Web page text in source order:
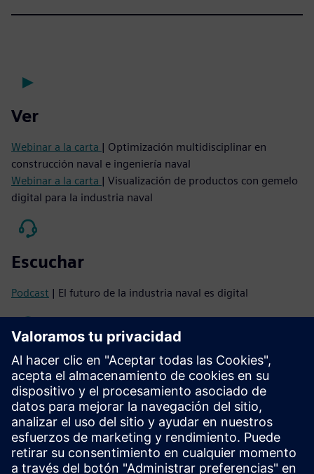
Ver
Webinar a la carta | Optimización multidisciplinar en
construcción naval e ingeniería naval
Webinar a la carta | Visualización de productos con gemelo
digital para la industria naval
Escuchar
Podcast | El futuro de la industria naval es digital
Leer
Caso de éxito | Optimización de 50 años de experiencia en
la construcción de yates
Caso de éxito| Sunseeker crea una empresa de
construcción fluida de yates y aumenta la tasa de
producción de yates en un 100 por ciento